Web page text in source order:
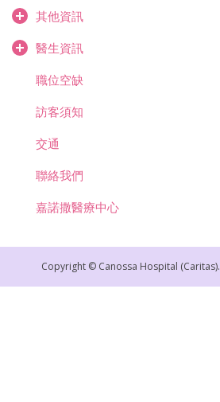
其他資訊
醫生資訊
職位空缺
訪客須知
交通
聯絡我們
嘉諾撒醫療中心
Copyright © Canossa Hospital (Caritas).